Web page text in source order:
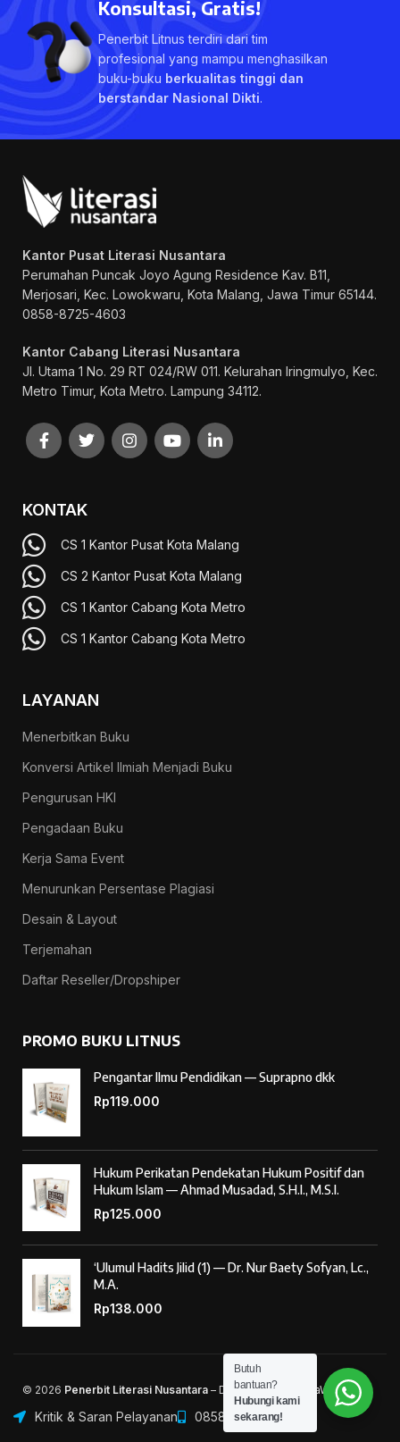
Konsultasi, Gratis!
Penerbit Litnus terdiri dari tim
profesional yang mampu menghasilkan
buku-buku berkualitas tinggi dan
berstandar Nasional Dikti.
Kantor Pusat Literasi Nusantara
Perumahan Puncak Joyo Agung Residence Kav. B11,
Merjosari, Kec. Lowokwaru, Kota Malang, Jawa Timur 65144.
0858-8725-4603
Kantor Cabang Literasi Nusantara
Jl. Utama 1 No. 29 RT 024/RW 011. Kelurahan Iringmulyo, Kec.
Metro Timur, Kota Metro. Lampung 34112.
KONTAK
CS 1 Kantor Pusat Kota Malang
CS 2 Kantor Pusat Kota Malang
CS 1 Kantor Cabang Kota Metro
CS 1 Kantor Cabang Kota Metro
LAYANAN
Menerbitkan Buku
Konversi Artikel Ilmiah Menjadi Buku
Pengurusan HKI
Pengadaan Buku
Kerja Sama Event
Menurunkan Persentase Plagiasi
Desain & Layout
Terjemahan
Daftar Reseller/Dropshiper
PROMO BUKU LITNUS
Pengantar Ilmu Pendidikan — Suprapno dkk
Rp119.000
Hukum Perikatan Pendekatan Hukum Positif dan
Hukum Islam — Ahmad Musadad, S.H.I., M.S.I.
Rp125.000
‘Ulumul Hadits Jilid (1) — Dr. Nur Baety Sofyan, Lc.,
M.A.
Rp138.000
© 2026 Penerbit Literasi Nusantara – Developed by AntaWeb
Kritik & Saran Pelayanan 085887254603
Butuh
bantuan?
Hubungi kami
sekarang!